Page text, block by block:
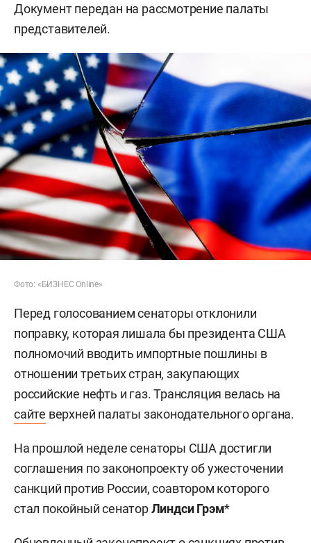
Документ передан на рассмотрение палаты
представителей.
Фото: «БИЗНЕС Online»
Перед голосованием сенаторы отклонили
поправку, которая лишала бы президента США
полномочий вводить импортные пошлины в
отношении третьих стран, закупающих
российские нефть и газ. Трансляция велась на
сайте верхней палаты законодательного органа.
На прошлой неделе сенаторы США достигли
соглашения по законопроекту об ужесточении
санкций против России, соавтором которого
стал покойный сенаторЛиндси Грэм*